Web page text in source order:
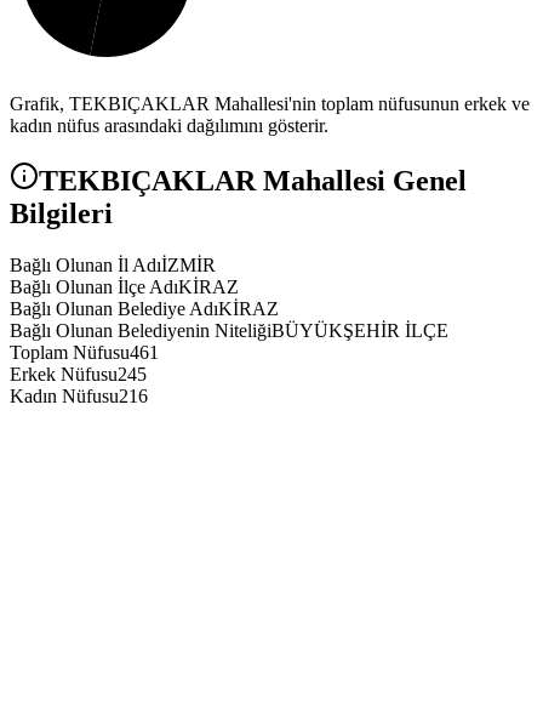
Grafik, TEKBIÇAKLAR Mahallesi'nin toplam nüfusunun erkek ve
kadın nüfus arasındaki dağılımını gösterir.
TEKBIÇAKLAR Mahallesi Genel
Bilgileri
Bağlı Olunan İl AdıİZMİR
Bağlı Olunan İlçe AdıKİRAZ
Bağlı Olunan Belediye AdıKİRAZ
Bağlı Olunan Belediyenin NiteliğiBÜYÜKŞEHİR İLÇE
Toplam Nüfusu461
Erkek Nüfusu245
Kadın Nüfusu216